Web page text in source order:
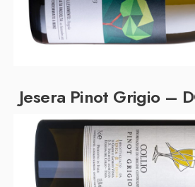
Jesera Pinot Grigio –